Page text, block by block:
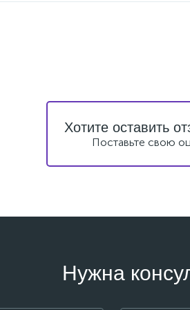
Хотите оставить
Поставьте свою
Нужна